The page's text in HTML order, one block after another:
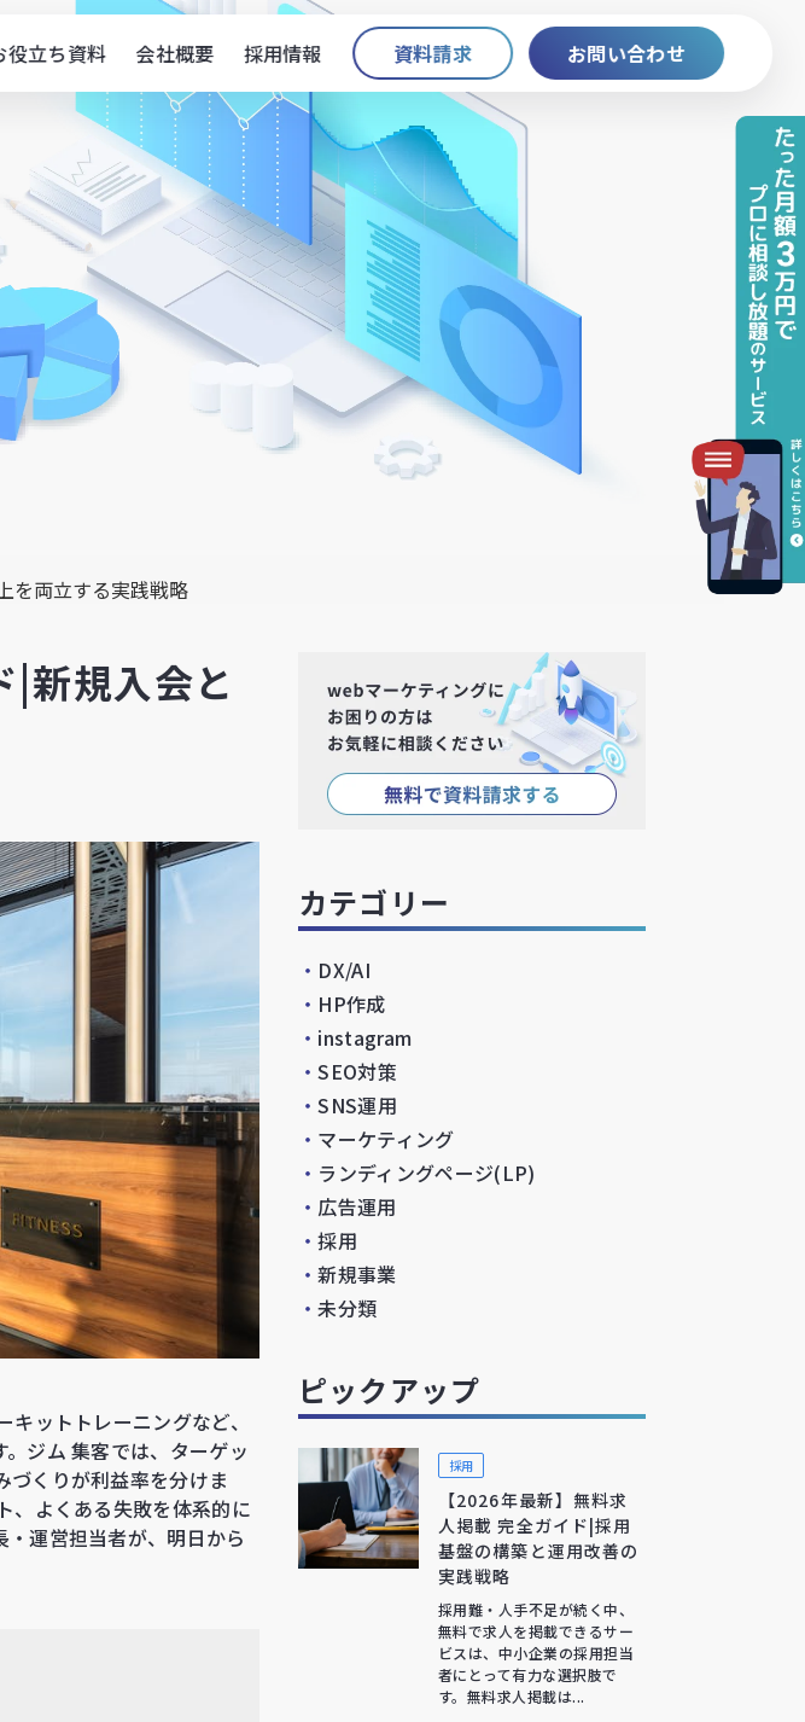
役立ち資料 会社概要 採用情報 資料請求 お問い合わせ
を両立する実践戦略
|新規入会と
ットトレーニングなど、
ジム 集客では、ターゲッ
づくりが利益率を分けま
、よくある失敗を体系的に
運営担当者が、明日から
カテゴリー
・ DX/AI
・ HP作成
・ instagram
・SEO対策
・SNS運用
・ マーケティング
・ ランディングページ(LP)
・ 広告運用
・採用
・新規事業
・未分類
ピックアップ
採用
【2026年最新】無料求
人掲載 完全ガイド|採用
基盤の構築と運用改善の
実践戦略
採用難・人手不足が続く中、
無料で求人を掲載できるサー
ビスは、中小企業の採用担当
者にとって有力な選択肢で
す。無料求人掲載は...